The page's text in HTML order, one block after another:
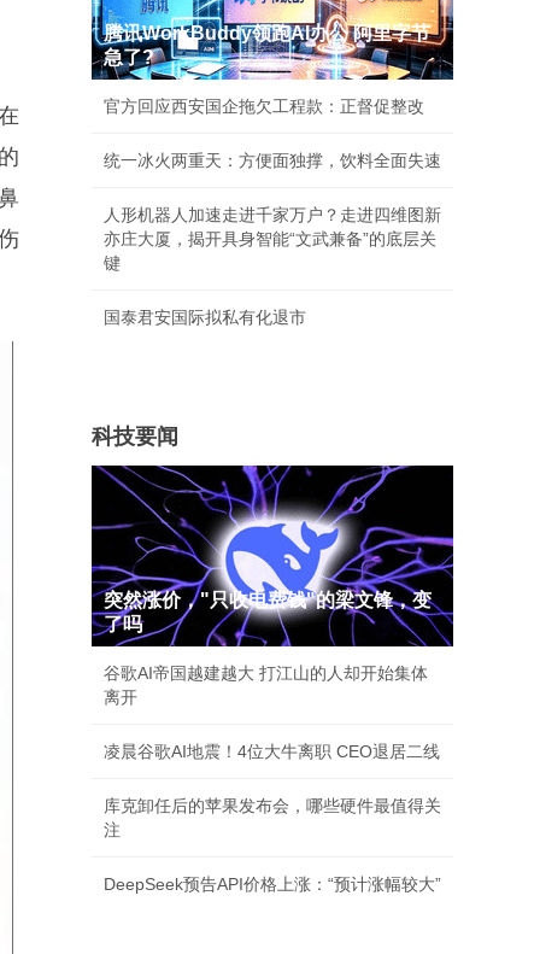
腾讯WorkBuddy领跑AI办公 阿里字节
急了?
官方回应西安国企拖欠工程款：正督促整改
统一冰火两重天：方便面独撑，饮料全面失速
人形机器人加速走进千家万户？走进四维图新
亦庄大厦，揭开具身智能“文武兼备”的底层关
键
国泰君安国际拟私有化退市
科技要闻
突然涨价，"只收电费钱"的梁文锋，变
了吗
谷歌AI帝国越建越大 打江山的人却开始集体
离开
凌晨谷歌AI地震！4位大牛离职 CEO退居二线
库克卸任后的苹果发布会，哪些硬件最值得关
注
DeepSeek预告API价格上涨：“预计涨幅较大”